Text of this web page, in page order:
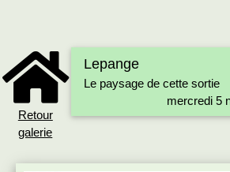
Retour
galerie
Lepange
Le paysage de cette sortie
mercredi 5